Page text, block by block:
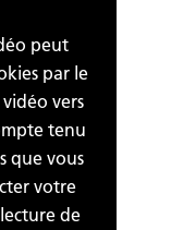
peut
par le
vers
tenu
que vous
votre
de